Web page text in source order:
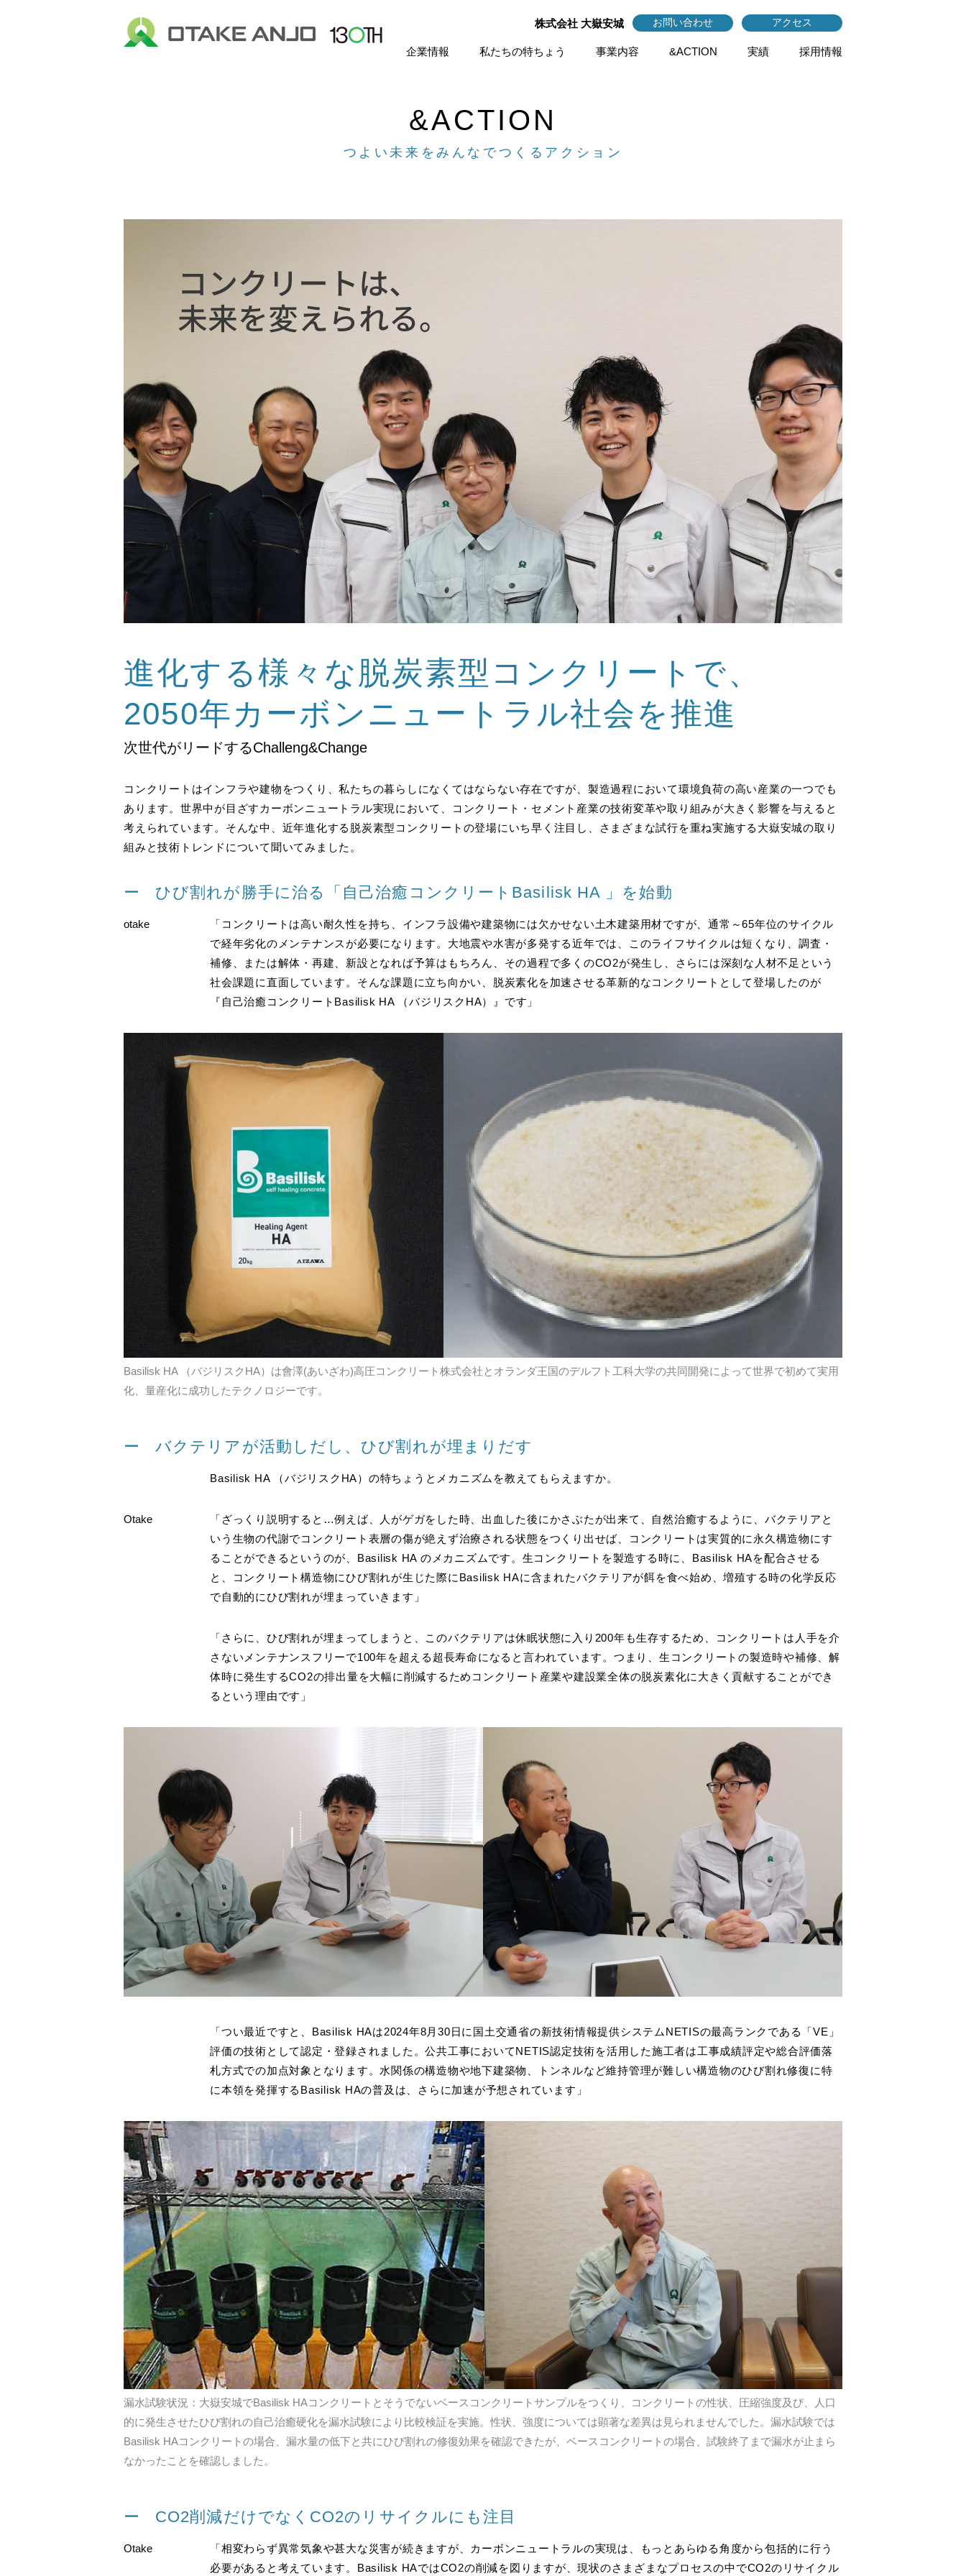
株式会社 大嶽安城 お問い合わせ アクセス
企業情報 私たちの特ちょう 事業内容 &ACTION 実績 採用情報
&ACTION
つよい未来をみんなでつくるアクション
進化する様々な脱炭素型コンクリートで、
2050年カーボンニュートラル社会を推進
次世代がリードするChalleng&Change
コンクリートはインフラや建物をつくり、私たちの暮らしになくてはならない存在ですが、製造過程において環境負荷の高い産業の一つでも
あります。世界中が目ざすカーボンニュートラル実現において、コンクリート・セメント産業の技術変革や取り組みが大きく影響を与えると
考えられています。そんな中、近年進化する脱炭素型コンクリートの登場にいち早く注目し、さまざまな試行を重ね実施する大嶽安城の取り
組みと技術トレンドについて聞いてみました。
ひび割れが勝手に治る「自己治癒コンクリートBasilisk HA 」を始動
otake
「コンクリートは高い耐久性を持ち、インフラ設備や建築物には欠かせない土木建築用材ですが、通常～65年位のサイクル
で経年劣化のメンテナンスが必要になります。大地震や水害が多発する近年では、このライフサイクルは短くなり、調査・
補修、または解体・再建、新設となれば予算はもちろん、その過程で多くのCO2が発生し、さらには深刻な人材不足という
社会課題に直面しています。そんな課題に立ち向かい、脱炭素化を加速させる革新的なコンクリートとして登場したのが
『自己治癒コンクリートBasilisk HA （バジリスクHA）』です」
Basilisk HA （バジリスクHA）は會澤(あいざわ)高圧コンクリート株式会社とオランダ王国のデルフト工科大学の共同開発によって世界で初めて実用
化、量産化に成功したテクノロジーです。
バクテリアが活動しだし、ひび割れが埋まりだす
Basilisk HA （バジリスクHA）の特ちょうとメカニズムを教えてもらえますか。
Otake
「ざっくり説明すると…例えば、人がゲガをした時、出血した後にかさぶたが出来て、自然治癒するように、バクテリアと
いう生物の代謝でコンクリート表層の傷が絶えず治療される状態をつくり出せば、コンクリートは実質的に永久構造物にす
ることができるというのが、Basilisk HA のメカニズムです。生コンクリートを製造する時に、Basilisk HAを配合させる
と、コンクリート構造物にひび割れが生じた際にBasilisk HAに含まれたバクテリアが餌を食べ始め、増殖する時の化学反応
で自動的にひび割れが埋まっていきます」
「さらに、ひび割れが埋まってしまうと、このバクテリアは休眠状態に入り200年も生存するため、コンクリートは人手を介
さないメンテナンスフリーで100年を超える超長寿命になると言われています。つまり、生コンクリートの製造時や補修、解
体時に発生するCO2の排出量を大幅に削減するためコンクリート産業や建設業全体の脱炭素化に大きく貢献することができ
るという理由です」
「つい最近ですと、Basilisk HAは2024年8月30日に国土交通省の新技術情報提供システムNETISの最高ランクである「VE」
評価の技術として認定・登録されました。公共工事においてNETIS認定技術を活用した施工者は工事成績評定や総合評価落
札方式での加点対象となります。水関係の構造物や地下建築物、トンネルなど維持管理が難しい構造物のひび割れ修復に特
に本領を発揮するBasilisk HAの普及は、さらに加速が予想されています」
漏水試験状況：大嶽安城でBasilisk HAコンクリートとそうでないベースコンクリートサンプルをつくり、コンクリートの性状、圧縮強度及び、人口
的に発生させたひび割れの自己治癒硬化を漏水試験により比較検証を実施。性状、強度については顕著な差異は見られませんでした。漏水試験では
Basilisk HAコンクリートの場合、漏水量の低下と共にひび割れの修復効果を確認できたが、ベースコンクリートの場合、試験終了まで漏水が止まら
なかったことを確認しました。
CO2削減だけでなくCO2のリサイクルにも注目
Otake
「相変わらず異常気象や甚大な災害が続きますが、カーボンニュートラルの実現は、もっとあらゆる角度から包括的に行う
必要があると考えています。Basilisk HAではCO2の削減を図りますが、現状のさまざまなプロセスの中でCO2のリサイクル